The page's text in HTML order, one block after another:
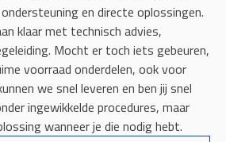
en directe oplossingen.
klaar met technisch advies,
Mocht er toch iets gebeuren,
voorraad onderdelen, ook voor
we snel leveren en ben jij snel
ingewikkelde procedures, maar
wanneer je die nodig hebt.